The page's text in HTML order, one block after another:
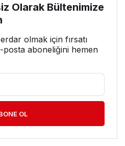
Olarak Bültenimize
olmak için fırsatı
posta aboneliğini hemen
OL